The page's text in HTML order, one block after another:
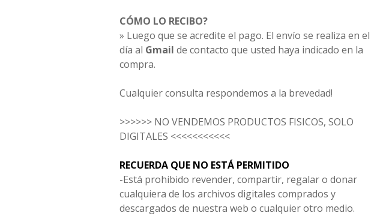
CÓMO LO RECIBO?
» Luego que se acredite el pago. El envío se realiza en el
día al Gmail de contacto que usted haya indicado en la
compra.
Cualquier consulta respondemos a la brevedad!
>>>>>> NO VENDEMOS PRODUCTOS FISICOS, SOLO
DIGITALES <<<<<<<<<<<
RECUERDA QUE NO ESTÁ PERMITIDO
-Está prohibido revender, compartir, regalar o donar
cualquiera de los archivos digitales comprados y
descargados de nuestra web o cualquier otro medio.